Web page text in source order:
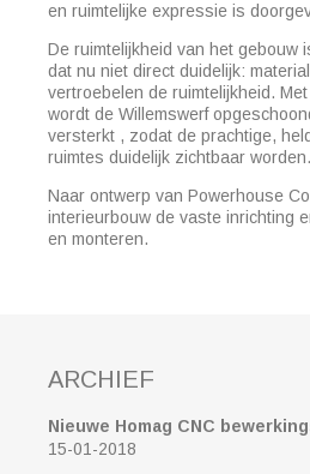
en ruimtelijke expressie is
De ruimtelijkheid van het gebouw
dat nu niet direct duidelijk:
vertroebelen de ruimtelijkheid.
wordt de Willemswerf
versterkt , zodat de prachtige,
ruimtes duidelijk zichtbaar worden.
Naar ontwerp van Powerhouse
interieurbouw de vaste inrichting
en monteren.
ARCHIEF
Nieuwe Homag CNC
15-01-2018